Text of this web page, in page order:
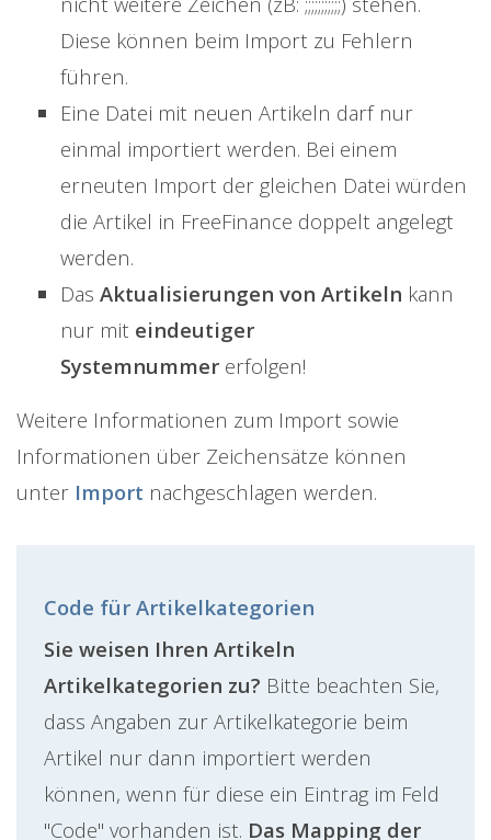
Diese können beim Import zu Fehlern
führen.
Eine Datei mit neuen Artikeln darf nur
einmal importiert werden. Bei einem
erneuten Import der gleichen Datei würden
die Artikel in FreeFinance doppelt angelegt
werden.
Das Aktualisierungen von Artikeln kann
nur mit eindeutiger
Systemnummer erfolgen!
Weitere Informationen zum Import sowie
Informationen über Zeichensätze können
unter Import nachgeschlagen werden.
Code für Artikelkategorien
Sie weisen Ihren Artikeln
Artikelkategorien zu? Bitte beachten Sie,
dass Angaben zur Artikelkategorie beim
Artikel nur dann importiert werden
können, wenn für diese ein Eintrag im Feld
"Code" vorhanden ist. Das Mapping der